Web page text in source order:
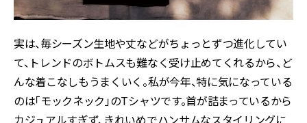
実は、毎シーズン生地や丈などがちょっとずつ進化してい
て、トレンドのボトムスも難なく受け止めてくれるから、ど
んな着こなしもうまくいく。私が今年、特に気になっている
のは「モックネック」のTシャツです。首が詰まっているから
カジュアルすぎず、きれいめでハンサムなスタイリングに